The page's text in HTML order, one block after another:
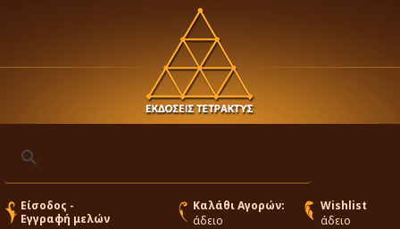
Είσοδος -
Εγγραφή μελών
Καλάθι Αγορών:
άδειο
Wishlist
άδειο